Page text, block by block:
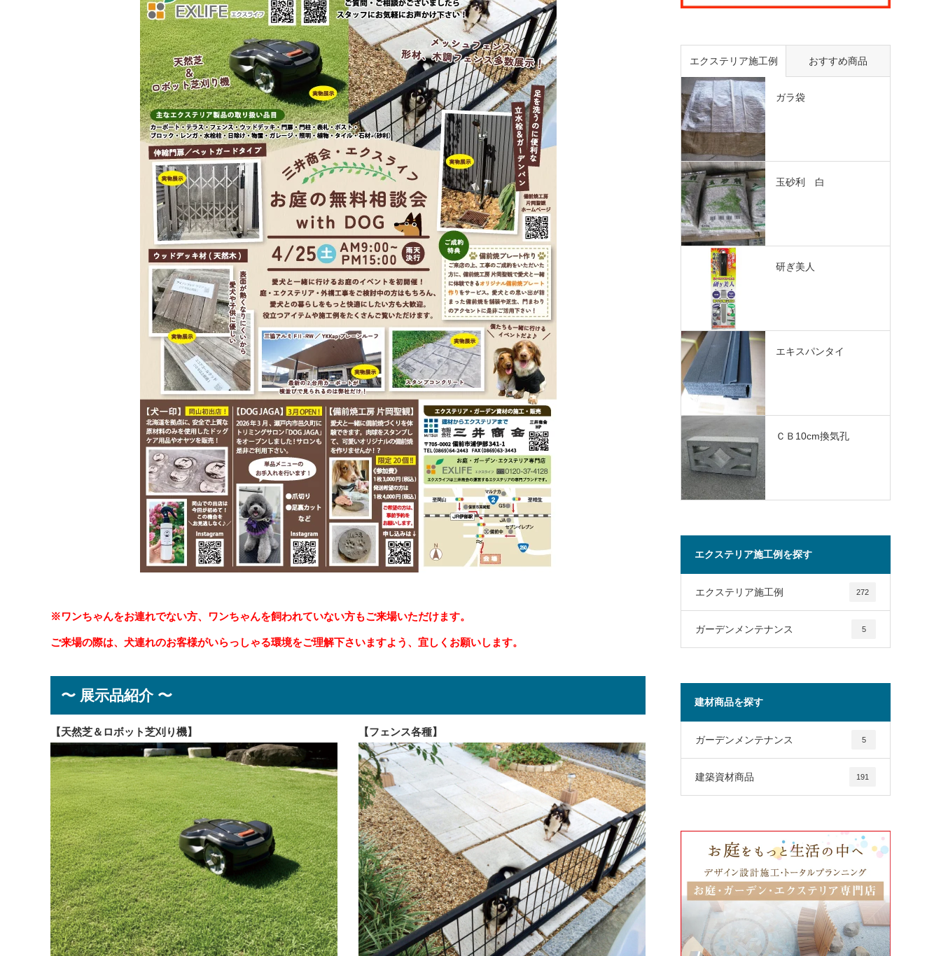
※ワンちゃんをお連れでない方、ワンちゃんを飼われていない方もご来場いただけます。
ご来場の際は、犬連れのお客様がいらっしゃる環境をご理解下さいますよう、宜しくお願いします。
〜 展示品紹介 〜
【天然芝＆ロボット芝刈り機】 【フェンス各種】
エクステリア施工例 おすすめ商品
ガラ袋
玉砂利 白
研ぎ美人
エキスパンタイ
ＣＢ10cm換気孔
エクステリア施工例を探す
エクステリア施工例 272
ガーデンメンテナンス 5
建材商品を探す
ガーデンメンテナンス 5
建築資材商品 191